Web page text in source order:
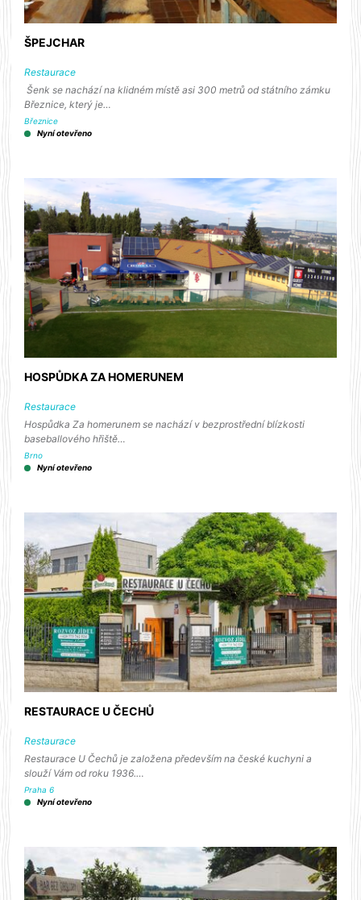
ŠPEJCHAR
Restaurace
Šenk se nachází na klidném místě asi 300 metrů od státního zámku
Březnice, který je…
Březnice
Nyní otevřeno
HOSPŮDKA ZA HOMERUNEM
Restaurace
Hospůdka Za homerunem se nachází v bezprostřední blízkosti
baseballového hřiště…
Brno
Nyní otevřeno
RESTAURACE U ČECHŮ
Restaurace
Restaurace U Čechů je založena především na české kuchyni a
slouží Vám od roku 1936.…
Praha 6
Nyní otevřeno